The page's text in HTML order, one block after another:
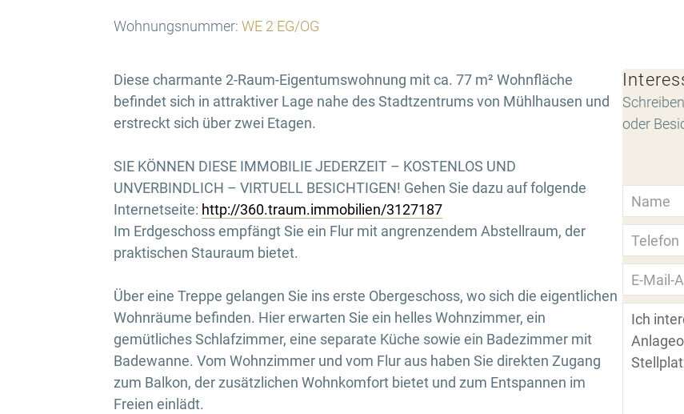
Wohnungsnummer: WE 2 EG/OG
Diese charmante 2-Raum-Eigentumswohnung mit ca. 77 m² Wohnfläche
befindet sich in attraktiver Lage nahe des Stadtzentrums von Mühlhausen und
erstreckt sich über zwei Etagen.
SIE KÖNNEN DIESE IMMOBILIE JEDERZEIT – KOSTENLOS UND
UNVERBINDLICH – VIRTUELL BESICHTIGEN! Gehen Sie dazu auf folgende
Internetseite: http://360.traum.immobilien/3127187
Im Erdgeschoss empfängt Sie ein Flur mit angrenzendem Abstellraum, der
praktischen Stauraum bietet.
Über eine Treppe gelangen Sie ins erste Obergeschoss, wo sich die eigentlichen
Wohnräume befinden. Hier erwarten Sie ein helles Wohnzimmer, ein
gemütliches Schlafzimmer, eine separate Küche sowie ein Badezimmer mit
Badewanne. Vom Wohnzimmer und vom Flur aus haben Sie direkten Zugang
zum Balkon, der zusätzlichen Wohnkomfort bietet und zum Entspannen im
Freien einlädt.
oder